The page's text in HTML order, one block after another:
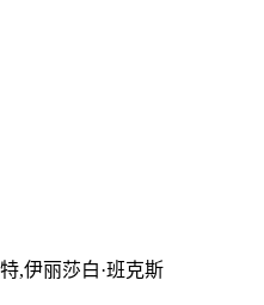
,伊丽莎白·班克斯